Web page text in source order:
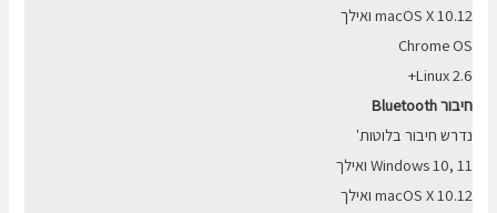
macOS X 10.12 ואילך
Chrome OS
Linux 2.6+
חיבור Bluetooth
נדרש חיבור בלוטות'
Windows 10, 11 ואילך
macOS X 10.12 ואילך